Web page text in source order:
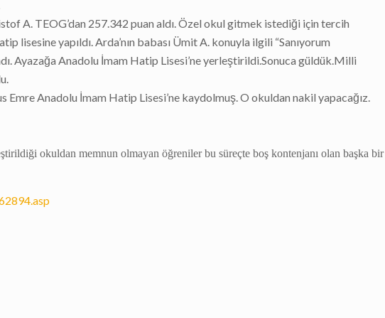
A. TEOG’dan 257.342 puan aldı. Özel okul gitmek istediği için tercih
lisesine yapıldı. Arda’nın babası Ümit A. konuyla ilgili “Sanıyorum
Ayazağa Anadolu İmam Hatip Lisesi’ne yerleştirildi.Sonuca güldük.Milli
Emre Anadolu İmam Hatip Lisesi’ne kaydolmuş. O okuldan nakil yapacağız.
okuldan memnun olmayan öğreniler bu süreçte boş kontenjanı olan başka bir